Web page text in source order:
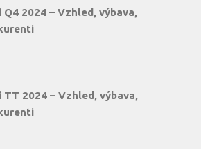
Q4 2024 – Vzhled, výbava,
TT 2024 – Vzhled, výbava,